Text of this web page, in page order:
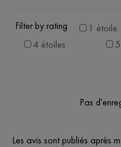
Filter by rating 1 étoile
4 étoiles
Pas
Les avis sont publiés après